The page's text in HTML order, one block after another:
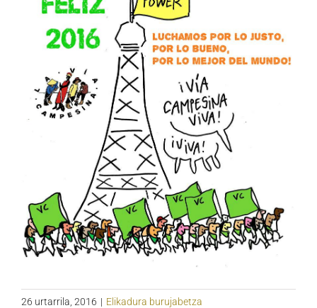
26 urtarrila, 2016 | Elikadura burujabetza